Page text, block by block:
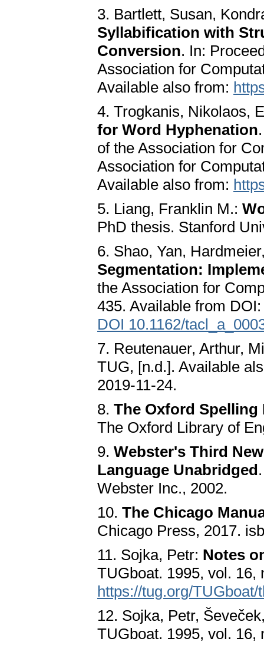
3. Bartlett, Susan,
Syllabification with
Conversion. In:
Association for
Available also from:
4. Trogkanis, Nikolaos,
for Word Hyphenation
of the Association for
Association for
Available also from:
5. Liang, Franklin M.:
PhD thesis. Stanford
6. Shao, Yan,
Segmentation:
the Association for
435. Available from
DOI 10.1162/
7. Reutenauer, Arthur,
TUG, [n.d.]. Available
2019-11-24.
8. The Oxford Spelling
The Oxford Library of
9. Webster's Third
Language Unabridged
Webster Inc., 2002.
10. The Chicago
Chicago Press, 2017.
11. Sojka, Petr: Notes
TUGboat. 1995, vol. 16,
https://tug.org/
12. Sojka, Petr,
TUGboat. 1995, vol. 16,